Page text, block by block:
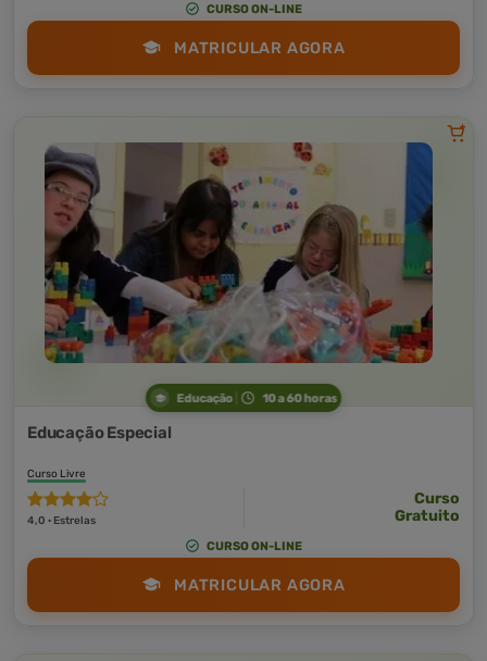
CURSO ON-LINE
MATRICULAR AGORA
Educação 10 a 60 horas
Educação Especial
Curso Livre
4,0 · Estrelas
Curso
Gratuito
CURSO ON-LINE
MATRICULAR AGORA